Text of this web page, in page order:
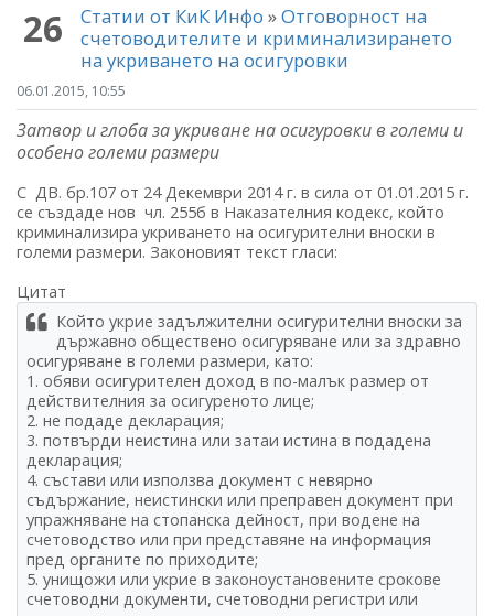
26 Статии от КиК Инфо »Отговорност на
счетоводителите и криминализирането
на укриването на осигуровки
06.01.2015, 10:55
Затвор и глоба за укриване на осигуровки в големи и
особено големи размери
С ДВ. бр.107 от 24 Декември 2014 г. в сила от 01.01.2015 г.
се създаде нов чл. 255б в Наказателния кодекс, който
криминализира укриването на осигурителни вноски в
големи размери. Законовият текст гласи:
Цитат
Който укрие задължителни осигурителни вноски за
държавно обществено осигуряване или за здравно
осигуряване в големи размери, като:
1. обяви осигурителен доход в по-малък размер от
действителния за осигуреното лице;
2. не подаде декларация;
3. потвърди неистина или затаи истина в подадена
декларация;
4. състави или използва документ с невярно
съдържание, неистински или преправен документ при
упражняване на стопанска дейност, при водене на
счетоводство или при представяне на информация
пред органите по приходите;
5. унищожи или укрие в законоустановените срокове
счетоводни документи, счетоводни регистри или